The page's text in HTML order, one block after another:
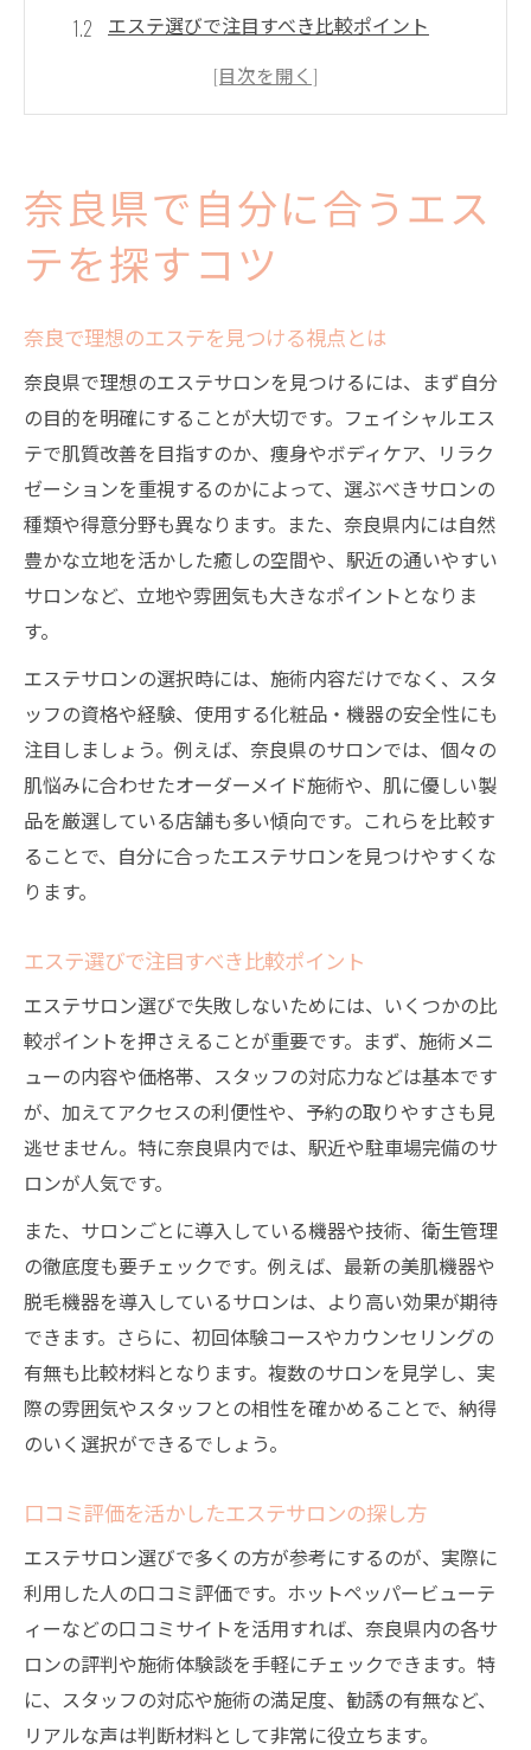
エステ選びで注目すべき比較ポイント
口コミ評価を活かしたエステサロンの探し
肌悩みに寄り添う奈良エステ体験とは
エステで肌質改善を目指す奈良の最新事情
説
奈良のエステで実感できる美肌へのアプロ
ーチ
肌悩み別で選ぶエステサロンの選択基準
奈良エステの丁寧なカウンセリング体験
理想の施術が見つかる選び方の秘訣
ニーズに合うエステ施術の見極め方を紹介
奈良で受けられる多彩なエステメニューと
エステ体験で後悔しないための選び方の工
夫
施術内容や空間重視のエステ選びポイント
エステティシャンとの相性も選択の重要要
素
フェイシャルエステ選択で失敗しない方法
び方
奈良で人気のフェイシャルエステ特徴まと
め
エステの口コミから分かる失敗しないコツ
初回体験で確認したいフェイシャルエステ
の質
フェイシャル選びで重視すべきポイント一
覧
メンズエステを奈良県で楽しむポイント
メンズエステの特徴と奈良での選び方
男性にもおすすめなエステのメリット解説
奈良のメンズエステで体験できる施術内容
エステ初心者男性が安心できるサロン選び
忙しい日にも通えるエステの魅力解説
駅近や当日予約ができる奈良のエステ事情
忙しい方に最適なエステサロンの選び方
短時間で通えるエステ体験のメリット紹介
仕事帰りも通える奈良のエステサロン特集
プライベート空間で癒されるエステの魅力
奈良県で自分に合うエス
テを探すコツ
奈良で理想のエステを見つける視点とは
奈良県で理想のエステサロンを見つけるには、まず自分
の目的を明確にすることが大切です。フェイシャルエス
テで肌質改善を目指すのか、痩身やボディケア、リラク
ゼーションを重視するのかによって、選ぶべきサロンの
種類や得意分野も異なります。また、奈良県内には自然
豊かな立地を活かした癒しの空間や、駅近の通いやすい
サロンなど、立地や雰囲気も大きなポイントとなりま
す。
エステサロンの選択時には、施術内容だけでなく、スタ
ッフの資格や経験、使用する化粧品・機器の安全性にも
注目しましょう。例えば、奈良県のサロンでは、個々の
肌悩みに合わせたオーダーメイド施術や、肌に優しい製
品を厳選している店舗も多い傾向です。これらを比較す
ることで、自分に合ったエステサロンを見つけやすくな
ります。
エステ選びで注目すべき比較ポイント
エステサロン選びで失敗しないためには、いくつかの比
較ポイントを押さえることが重要です。まず、施術メニ
ューの内容や価格帯、スタッフの対応力などは基本です
が、加えてアクセスの利便性や、予約の取りやすさも見
逃せません。特に奈良県内では、駅近や駐車場完備のサ
ロンが人気です。
また、サロンごとに導入している機器や技術、衛生管理
の徹底度も要チェックです。例えば、最新の美肌機器や
脱毛機器を導入しているサロンは、より高い効果が期待
できます。さらに、初回体験コースやカウンセリングの
有無も比較材料となります。複数のサロンを見学し、実
際の雰囲気やスタッフとの相性を確かめることで、納得
のいく選択ができるでしょう。
口コミ評価を活かしたエステサロンの探し方
エステサロン選びで多くの方が参考にするのが、実際に
利用した人の口コミ評価です。ホットペッパービューテ
ィーなどの口コミサイトを活用すれば、奈良県内の各サ
ロンの評判や施術体験談を手軽にチェックできます。特
に、スタッフの対応や施術の満足度、勧誘の有無など、
リアルな声は判断材料として非常に役立ちます。